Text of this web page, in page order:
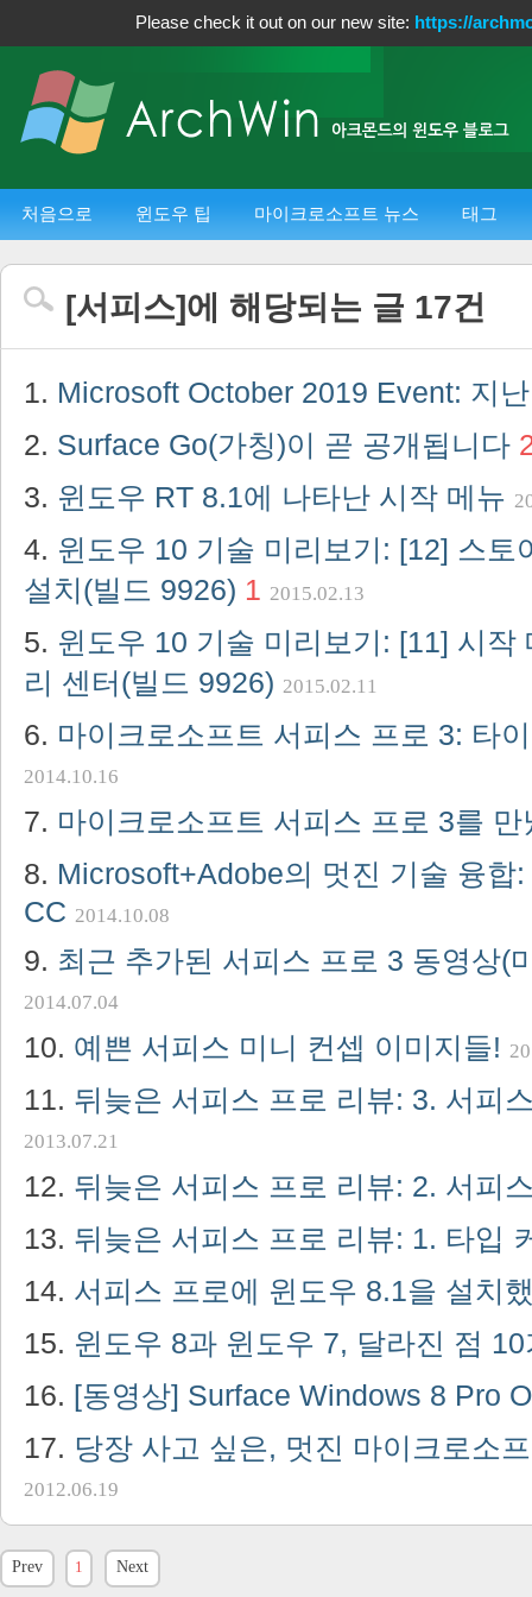
Please check it out on our new site: https://
처음으로 윈도우 팁 마이크로소프트 뉴스 태그
[서피스]에 해당되는 글 17건
Microsoft October 2019 Event: 지
Surface Go(가칭)이 곧 공개됩니다
윈도우 RT 8.1에 나타난 시작 메뉴
윈도우 10 기술 미리보기: [12] 스토
설치(빌드 9926) 1 2015.02.13
윈도우 10 기술 미리보기: [11] 시작
리 센터(빌드 9926) 2015.02.11
마이크로소프트 서피스 프로 3: 타
2014.10.16
마이크로소프트 서피스 프로 3를
Microsoft+Adobe의 멋진 기술 융합
CC 2014.10.08
최근 추가된 서피스 프로 3 동영상(
2014.07.04
예쁜 서피스 미니 컨셉 이미지들!
뒤늦은 서피스 프로 리뷰: 3. 서피
2013.07.21
뒤늦은 서피스 프로 리뷰: 2. 서피
뒤늦은 서피스 프로 리뷰: 1. 타입
서피스 프로에 윈도우 8.1을 설치
윈도우 8과 윈도우 7, 달라진 점
[동영상] Surface Windows 8 Pro
당장 사고 싶은, 멋진 마이크로소
2012.06.19
Prev 1 Next